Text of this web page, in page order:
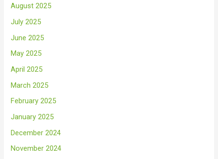
August 2025
July 2025
June 2025
May 2025
April 2025
March 2025
February 2025
January 2025
December 2024
November 2024